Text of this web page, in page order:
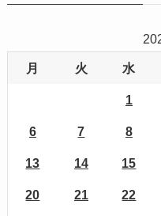
月 火 水
1
6 7 8
13 14 15
20 21 22